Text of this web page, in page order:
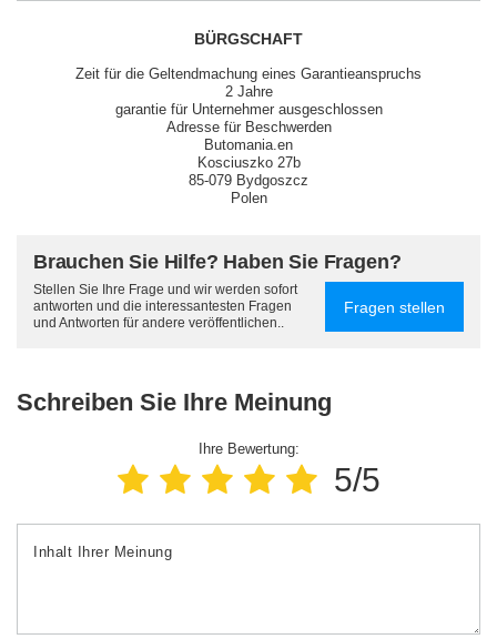
BÜRGSCHAFT
Zeit für die Geltendmachung eines Garantieanspruchs
2 Jahre
garantie für Unternehmer ausgeschlossen
Adresse für Beschwerden
Butomania.en
Kosciuszko 27b
85-079 Bydgoszcz
Polen
Brauchen Sie Hilfe? Haben Sie Fragen?
Stellen Sie Ihre Frage und wir werden sofort
antworten und die interessantesten Fragen
und Antworten für andere veröffentlichen..
Fragen stellen
Schreiben Sie Ihre Meinung
Ihre Bewertung:
5/5
Inhalt Ihrer Meinung